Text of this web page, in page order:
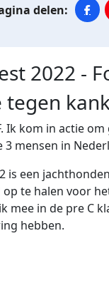
2022 -
tegen
Ik kom in actie
mensen in
is een
te halen voor
mee in de pre C
hebben.